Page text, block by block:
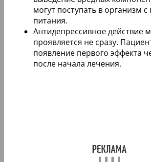
могут поступать в организм
питания.
Антидепрессивное действие
проявляется не сразу.
появление первого эффекта
после начала лечения.